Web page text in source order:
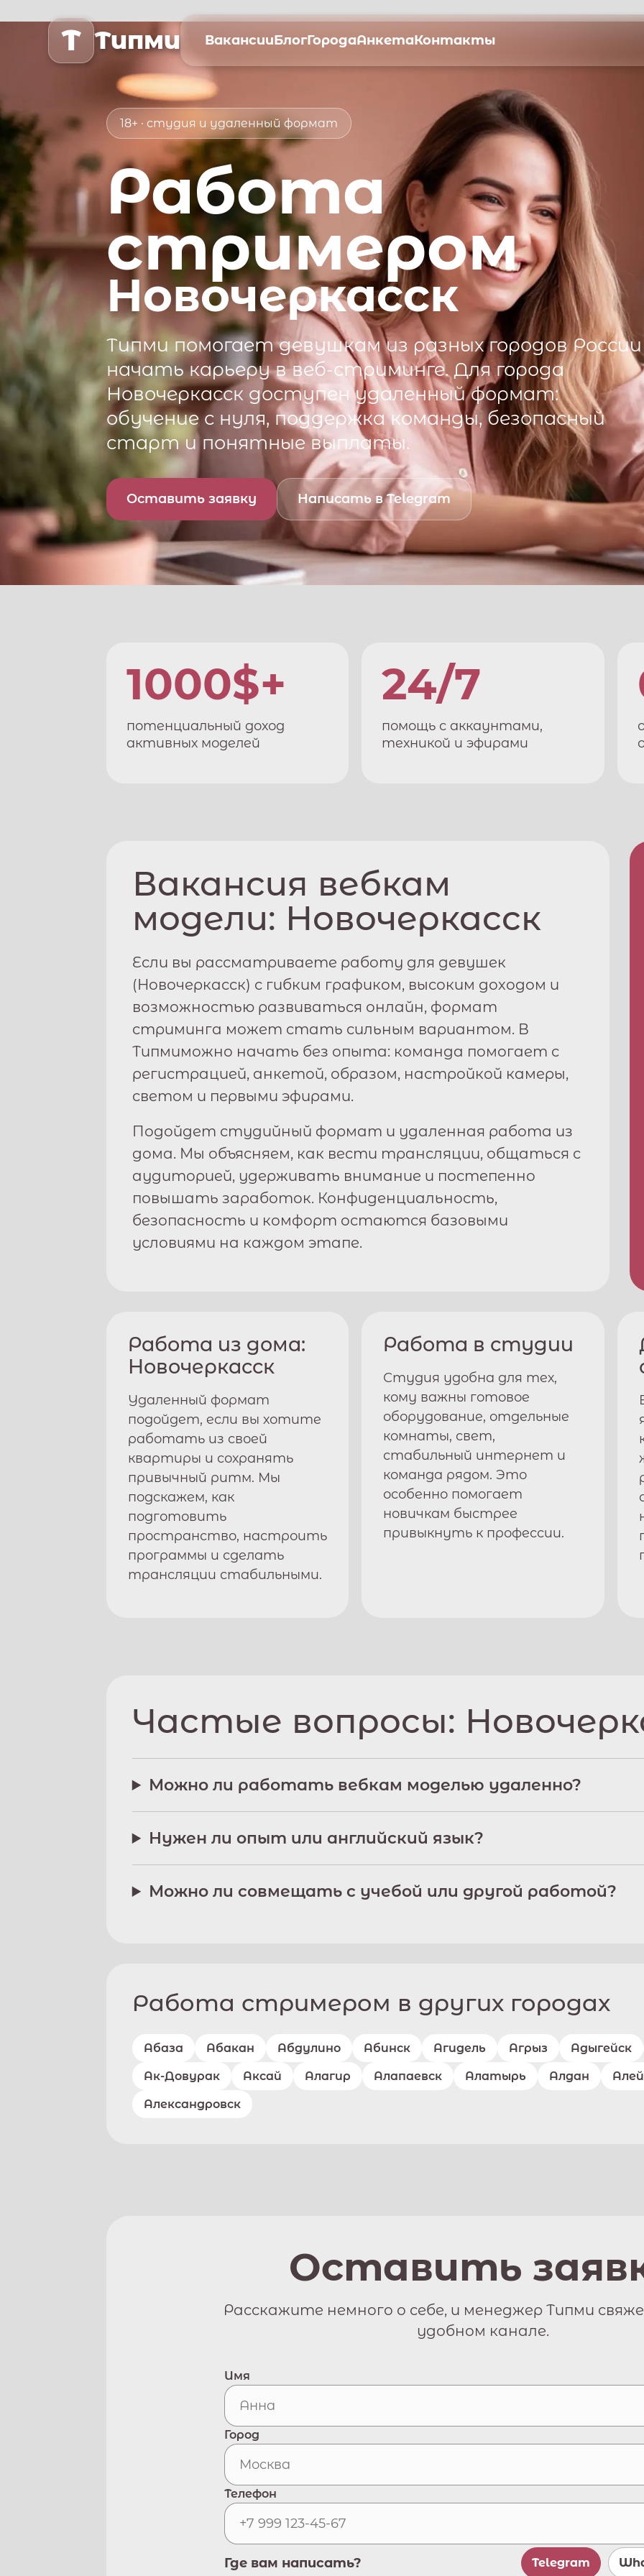
T Типми ВакансииБлогГородаАнкетаКонтакты
18+ · студия и удаленный формат
Работа
стримером
Новочеркасск
Типмипомогает девушкам из разных городов России
начать карьеру в веб-стриминге. Для города
Новочеркасск доступен удаленный формат:
обучение с нуля, поддержка команды, безопасный
старт и понятные выплаты.
Оставить заявку Написать в Telegram
1000$+
потенциальный доход
активных моделей
24/7
помощь с аккаунтами,
техникой и эфирами
Вакансия вебкам
модели: Новочеркасск
Если вы рассматриваете работу для девушек
(Новочеркасск) с гибким графиком, высоким доходом и
возможностью развиваться онлайн, формат
стриминга может стать сильным вариантом. В
Типмиможно начать без опыта: команда помогает с
регистрацией, анкетой, образом, настройкой камеры,
светом и первыми эфирами.
Подойдет студийный формат и удаленная работа из
дома. Мы объясняем, как вести трансляции, общаться с
аудиторией, удерживать внимание и постепенно
повышать заработок. Конфиденциальность,
безопасность и комфорт остаются базовыми
условиями на каждом этапе.
Работа из дома:
Новочеркасск
Удаленный формат
подойдет, если вы хотите
работать из своей
квартиры и сохранять
привычный ритм. Мы
подскажем, как
подготовить
пространство, настроить
программы и сделать
трансляции стабильными.
Работа в студии
Студия удобна для тех,
кому важны готовое
оборудование, отдельные
комнаты, свет,
стабильный интернет и
команда рядом. Это
особенно помогает
новичкам быстрее
привыкнуть к профессии.
Частые вопросы:
Можно ли работать вебкам моделью удаленно?
Нужен ли опыт или английский язык?
Можно ли совмещать с учебой или другой работой?
Работа стримером в других городах
Абаза Абакан Абдулино Абинск Агидель Агрыз Адыгейск
Ак-Довурак Аксай Алагир Алапаевск Алатырь Алдан
Александровск
Оставить
Расскажите немного о себе, и менеджер Типми
удобном канале.
Имя
Город
Телефон
Где вам написать? Telegram